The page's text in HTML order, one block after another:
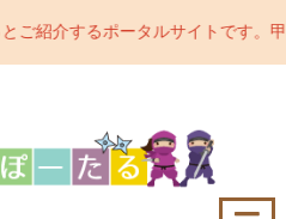
イトです。甲賀市の魅力を